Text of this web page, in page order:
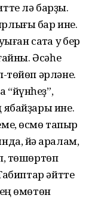
лә барҙы.
бар ине.
саҡта уҡ бер
Әсәһе
төйөп әрләне.
“йүнһеҙ”,
ябайҙары ине.
өсмө тапҡыр
йә ҡаралам,
төшөртөп
әйтте
өмөтөн